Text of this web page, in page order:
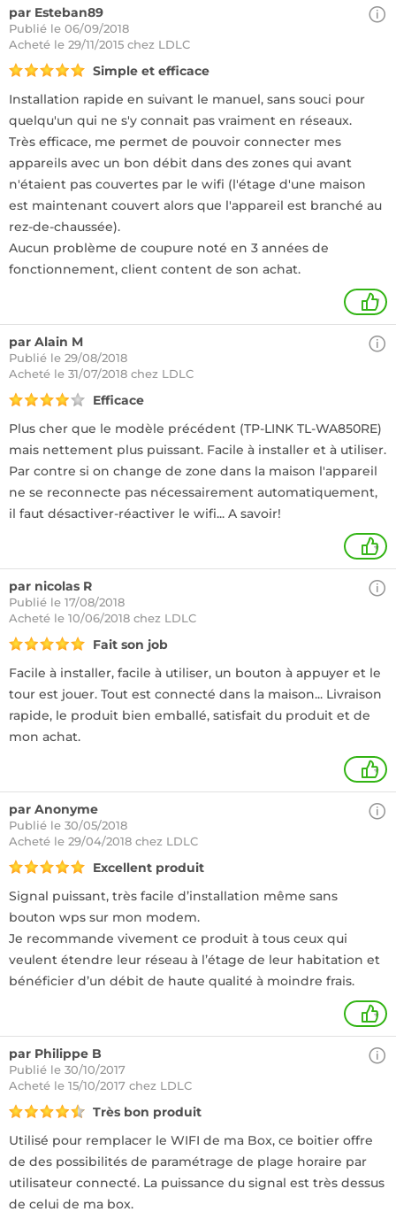
par Esteban89
Publié le 06/09/2018
Acheté le 29/11/2015 chez LDLC
Simple et efficace
Installation rapide en suivant le manuel, sans souci pour
quelqu'un qui ne s'y connait pas vraiment en réseaux.
Très efficace, me permet de pouvoir connecter mes
appareils avec un bon débit dans des zones qui avant
n'étaient pas couvertes par le wifi (l'étage d'une maison
est maintenant couvert alors que l'appareil est branché au
rez-de-chaussée).
Aucun problème de coupure noté en 3 années de
fonctionnement, client content de son achat.
1
par Alain M
Publié le 29/08/2018
Acheté le 31/07/2018 chez LDLC
Efficace
Plus cher que le modèle précédent (TP-LINK TL-WA850RE)
mais nettement plus puissant. Facile à installer et à utiliser.
Par contre si on change de zone dans la maison l'appareil
ne se reconnecte pas nécessairement automatiquement,
il faut désactiver-réactiver le wifi... A savoir!
+
par nicolas R
Publié le 17/08/2018
Acheté le 10/06/2018 chez LDLC
Fait son job
Facile à installer, facile à utiliser, un bouton à appuyer et le
tour est jouer. Tout est connecté dans la maison... Livraison
rapide, le produit bien emballé, satisfait du produit et de
mon achat.
+
par Anonyme
Publié le 30/05/2018
Acheté le 29/04/2018 chez LDLC
Excellent produit
Signal puissant, très facile d’installation même sans
bouton wps sur mon modem.
Je recommande vivement ce produit à tous ceux qui
veulent étendre leur réseau à l’étage de leur habitation et
bénéficier d’un débit de haute qualité à moindre frais.
+
par Philippe B
Publié le 30/10/2017
Acheté le 15/10/2017 chez LDLC
Très bon produit
Utilisé pour remplacer le WIFI de ma Box, ce boitier offre
de des possibilités de paramétrage de plage horaire par
utilisateur connecté. La puissance du signal est très dessus
de celui de ma box.